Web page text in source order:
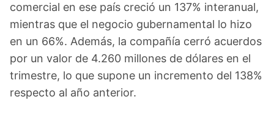
comercial en ese país creció un 137% interanual,
mientras que el negocio gubernamental lo hizo
en un 66%. Además, la compañía cerró acuerdos
por un valor de 4.260 millones de dólares en el
trimestre, lo que supone un incremento del 138%
respecto al año anterior.